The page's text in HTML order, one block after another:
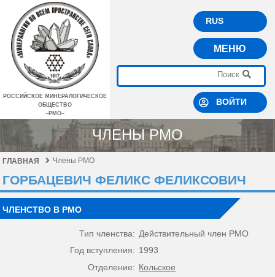
РОССИЙСКОЕ МИНЕРАЛОГИЧЕСКОЕ
ОБЩЕСТВО
–РМО–
RUS
МЕНЮ
ВОЙТИ
ЧЛЕНЫ РМО
ГЛАВНАЯ Члены РМО
ГОРБАЦЕВИЧ ФЕЛИКС ФЕЛИКСОВИЧ
ЧЛЕНСТВО В РМО
Тип членства: Действительный член РМО
Год вступления: 1993
Отделение: Кольское